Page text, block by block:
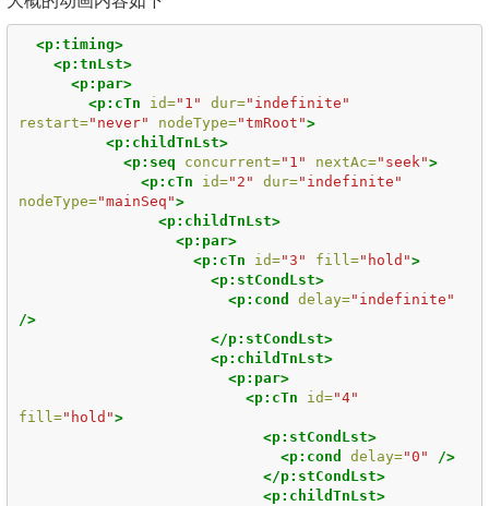
<p:timing>
<p:tnLst>
<p:par>
<p:cTn
id="1" dur="indefinite"
restart="never" nodeType="tmRoot">
<p:childTnLst>
<p:seq
concurrent="1" nextAc="seek">
<p:cTn
id="2" dur="indefinite"
nodeType="mainSeq">
<p:childTnLst>
<p:par>
<p:cTn
id="3" fill="hold">
<p:stCondLst>
<p:cond
delay="indefinite"
/>
</p:stCondLst>
<p:childTnLst>
<p:par>
<p:cTn
id="4"
fill="hold">
<p:stCondLst>
<p:cond
delay="0"
/>
</p:stCondLst>
<p:childTnLst>